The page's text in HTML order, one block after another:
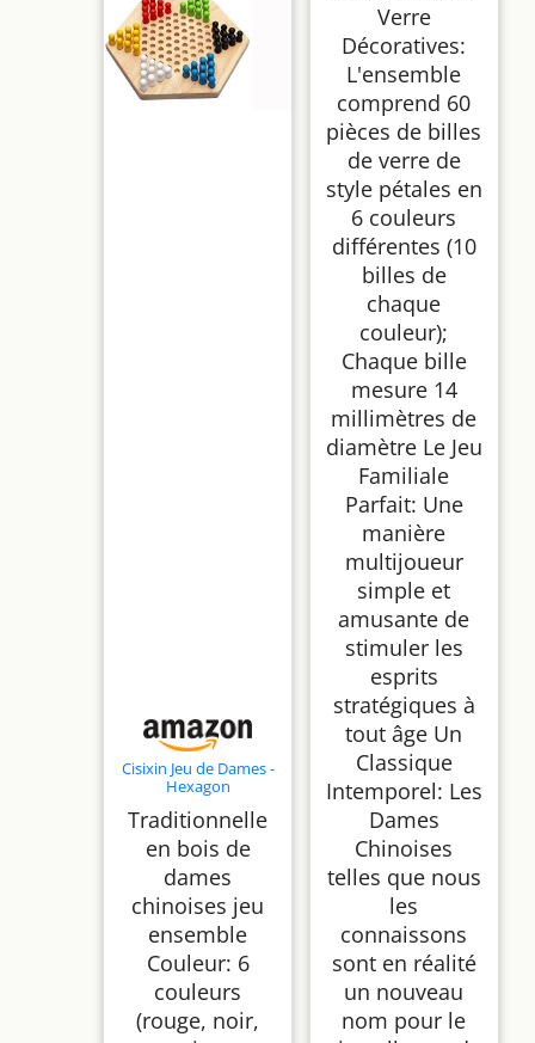
Cisixin Jeu de Dames -
Hexagon
Chinois Famille
Checkers Game Set
Traditionnelle
en bois de
dames
chinoises jeu
ensemble
Couleur: 6
couleurs
(rouge, noir,
Verre
Décoratives:
L'ensemble
comprend 60
pièces de billes
de verre de
style pétales en
6 couleurs
différentes (10
billes de
chaque
couleur);
Chaque bille
mesure 14
millimètres de
diamètre Le Jeu
Familiale
Parfait: Une
manière
multijoueur
simple et
amusante de
stimuler les
esprits
stratégiques à
tout âge Un
Classique
Intemporel: Les
Dames
Chinoises
telles que nous
les
connaissons
sont en réalité
un nouveau
nom pour le